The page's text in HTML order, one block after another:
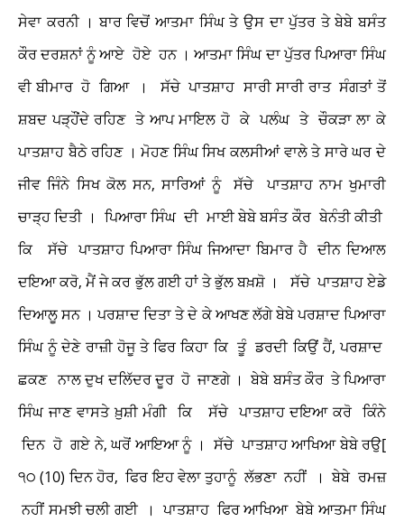
ਸੇਵਾ ਕਰਨੀ । ਬਾਰ ਵਿਚੋਂ ਆਤਮਾ ਸਿੰਘ ਤੇ ਉਸ ਦਾ ਪੁੱਤਰ ਤੇ ਬੇਬੇ ਬਸੰਤ
ਕੌਰ ਦਰਸ਼ਨਾਂ ਨੂੰ ਆਏ ਹੋਏ ਹਨ । ਆਤਮਾ ਸਿੰਘ ਦਾ ਪੁੱਤਰ ਪਿਆਰਾ ਸਿੰਘ
ਵੀ ਬੀਮਾਰ ਹੋ ਗਿਆ । ਸੱਚੇ ਪਾਤਸ਼ਾਹ ਸਾਰੀ ਸਾਰੀ ਰਾਤ ਸੰਗਤਾਂ ਤੋਂ
ਸ਼ਬਦ ਪੜ੍ਹੌਂਦੇ ਰਹਿਣ ਤੇ ਆਪ ਮਾਇਲ ਹੋ ਕੇ ਪਲੰਘ ਤੇ ਚੌਕੜਾ ਲਾ ਕੇ
ਪਾਤਸ਼ਾਹ ਬੈਠੇ ਰਹਿਣ । ਮੋਹਣ ਸਿੰਘ ਸਿਖ ਕਲਸੀਆਂ ਵਾਲੇ ਤੇ ਸਾਰੇ ਘਰ ਦੇ
ਜੀਵ ਜਿੰਨੇ ਸਿਖ ਕੋਲ ਸਨ, ਸਾਰਿਆਂ ਨੂੰ ਸੱਚੇ ਪਾਤਸ਼ਾਹ ਨਾਮ ਖੁਮਾਰੀ
ਚਾੜ੍ਹ ਦਿਤੀ । ਪਿਆਰਾ ਸਿੰਘ ਦੀ ਮਾਈ ਬੇਬੇ ਬਸੰਤ ਕੌਰ ਬੇਨੰਤੀ ਕੀਤੀ
ਕਿ ਸੱਚੇ ਪਾਤਸ਼ਾਹ ਪਿਆਰਾ ਸਿੰਘ ਜਿਆਦਾ ਬਿਮਾਰ ਹੈ ਦੀਨ ਦਿਆਲ
ਦਇਆ ਕਰੋ, ਮੈਂ ਜੇ ਕਰ ਭੁੱਲ ਗਈ ਹਾਂ ਤੇ ਭੁੱਲ ਬਖ਼ਸ਼ੋ । ਸੱਚੇ ਪਾਤਸ਼ਾਹ ਏਡੇ
ਦਿਆਲੂ ਸਨ । ਪਰਸ਼ਾਦ ਦਿਤਾ ਤੇ ਦੇ ਕੇ ਆਖਣ ਲੱਗੇ ਬੇਬੇ ਪਰਸ਼ਾਦ ਪਿਆਰਾ
ਸਿੰਘ ਨੂੰ ਦੇਣੇ ਰਾਜ਼ੀ ਹੋਜੂ ਤੇ ਫਿਰ ਕਿਹਾ ਕਿ ਤੂੰ ਡਰਦੀ ਕਿਉਂ ਹੈਂ, ਪਰਸ਼ਾਦ
ਛਕਣ ਨਾਲ ਦੁਖ ਦਲਿੱਦਰ ਦੂਰ ਹੋ ਜਾਣਗੇ । ਬੇਬੇ ਬਸੰਤ ਕੌਰ ਤੇ ਪਿਆਰਾ
ਸਿੰਘ ਜਾਣ ਵਾਸਤੇ ਖ਼ੁਸ਼ੀ ਮੰਗੀ ਕਿ ਸੱਚੇ ਪਾਤਸ਼ਾਹ ਦਇਆ ਕਰੋ ਕਿੰਨੇ
ਦਿਨ ਹੋ ਗਏ ਨੇ, ਘਰੋਂ ਆਇਆ ਨੂੰ । ਸੱਚੇ ਪਾਤਸ਼ਾਹ ਆਖਿਆ ਬੇਬੇ ਰਉ[
੧੦ (10) ਦਿਨ ਹੋਰ, ਫਿਰ ਇਹ ਵੇਲਾ ਤੁਹਾਨੂੰ ਲੱਭਣਾ ਨਹੀਂ । ਬੇਬੇ ਰਮਜ਼
ਨਹੀਂ ਸਮਝੀ ਚਲੀ ਗਈ । ਪਾਤਸ਼ਾਹ ਫਿਰ ਆਖਿਆ ਬੇਬੇ ਆਤਮਾ ਸਿੰਘ